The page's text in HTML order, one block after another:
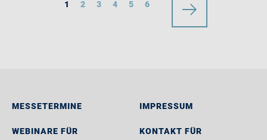
1 2 3 4 5 6
MESSETERMINE
WEBINARE FÜR
IMPRESSUM
KONTAKT FÜR